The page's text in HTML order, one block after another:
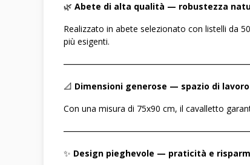
🌿 Abete di alta qualità — robustezza
Realizzato in abete selezionato con listelli da
più esigenti.
📐 Dimensioni generose — spazio di
Con una misura di 75x90 cm, il cavalletto
✨ Design pieghevole — praticità e